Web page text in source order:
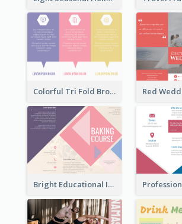
Colorful Tri Fold Brochure
Bright Educational Information Tri Fold Brochure